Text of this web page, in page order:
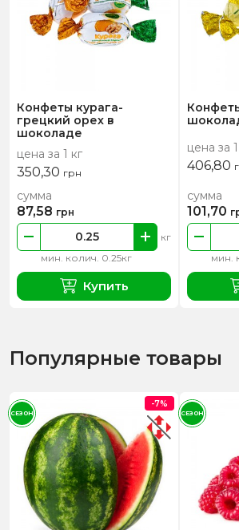
Конфеты курага-
грецкий орех в
шоколаде
цена за 1 кг
350,30 грн
мин. колич. 0.25кг
кг
сумма
87,58 грн
Купить
цена за
406,80
мин.
сумма
101,70
Популярные товары
-7%
СЕЗОН СЕЗОН